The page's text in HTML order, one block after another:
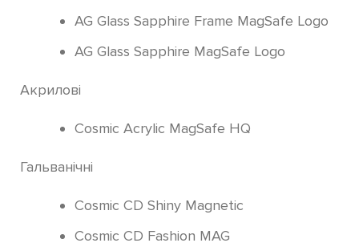
AG Glass Sapphire Frame MagSafe Logo
AG Glass Sapphire MagSafe Logo
Акрилові
Cosmic Acrylic MagSafe HQ
Гальванічні
Cosmic CD Shiny Magnetic
Cosmic СD Fashion MAG